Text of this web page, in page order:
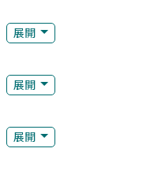
展開
展開
展開